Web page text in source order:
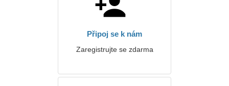
Připoj se k nám
Zaregistrujte se zdarma